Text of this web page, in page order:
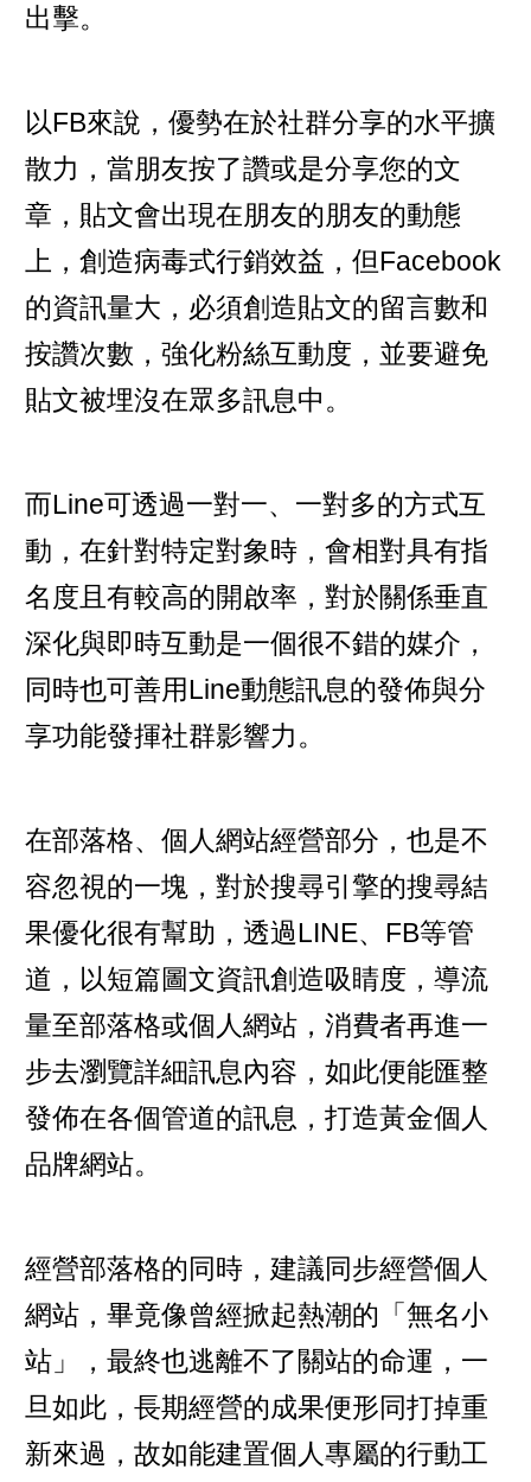
出擊。
以FB來說，優勢在於社群分享的水平擴
散力，當朋友按了讚或是分享您的文
章，貼文會出現在朋友的朋友的動態
上，創造病毒式行銷效益，但Facebook
的資訊量大，必須創造貼文的留言數和
按讚次數，強化粉絲互動度，並要避免
貼文被埋沒在眾多訊息中。
而Line可透過一對一、一對多的方式互
動，在針對特定對象時，會相對具有指
名度且有較高的開啟率，對於關係垂直
深化與即時互動是一個很不錯的媒介，
同時也可善用Line動態訊息的發佈與分
享功能發揮社群影響力。
在部落格、個人網站經營部分，也是不
容忽視的一塊，對於搜尋引擎的搜尋結
果優化很有幫助，透過LINE、FB等管
道，以短篇圖文資訊創造吸睛度，導流
量至部落格或個人網站，消費者再進一
步去瀏覽詳細訊息內容，如此便能匯整
發佈在各個管道的訊息，打造黃金個人
品牌網站。
經營部落格的同時，建議同步經營個人
網站，畢竟像曾經掀起熱潮的「無名小
站」，最終也逃離不了關站的命運，一
旦如此，長期經營的成果便形同打掉重
新來過，故如能建置個人專屬的行動工